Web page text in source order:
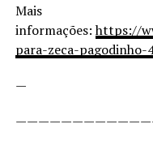
Mais
informações:https://
para-zeca-pagodinho-
—